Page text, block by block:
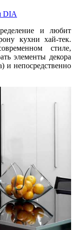
DIA
и любит
кухни хай-тек.
стиле,
элементы декора
и непосредственно